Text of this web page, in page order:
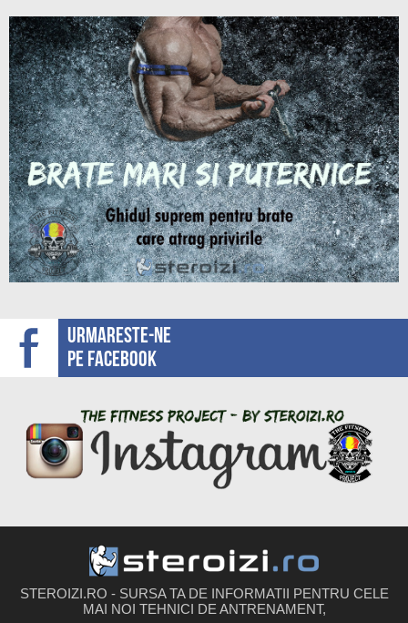
Urmareste-ne
pe facebook
STEROIZI.RO - SURSA TA DE INFORMATII PENTRU CELE
MAI NOI TEHNICI DE ANTRENAMENT,